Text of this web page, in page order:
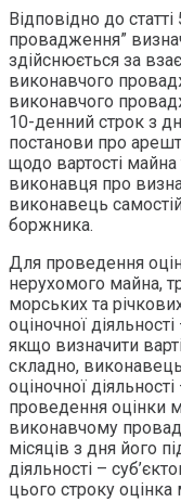
Відповідно до
провадження”
здійснюється за
виконавчого
виконавчого
10-денний строк з
постанови про
щодо вартості
виконавця про
виконавець
боржника.
Для проведення
нерухомого майна,
морських та
оціночної
якщо визначити
складно,
оціночної
проведення оцінки
виконавчому
місяців з дня його
діяльності –
цього строку